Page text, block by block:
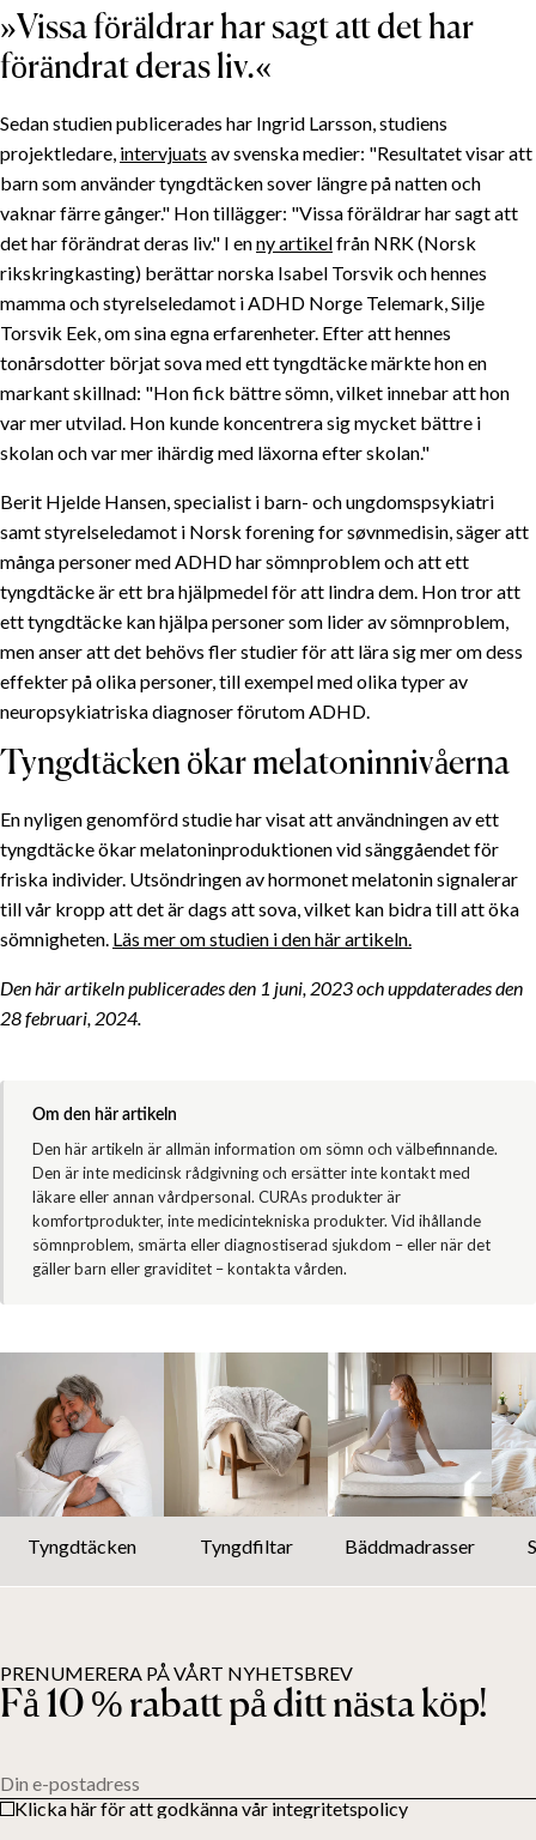
»Vissa föräldrar har sagt att det har
förändrat deras liv.«
Sedan studien publicerades har Ingrid Larsson, studiens
projektledare, intervjuats av svenska medier: "Resultatet visar att
barn som använder tyngdtäcken sover längre på natten och
vaknar färre gånger." Hon tillägger: "Vissa föräldrar har sagt att
det har förändrat deras liv." I enny artikelfrån NRK (Norsk
rikskringkasting) berättar norska Isabel Torsvik och hennes
mamma och styrelseledamot i ADHD Norge Telemark, Silje
Torsvik Eek, om sina egna erfarenheter. Efter att hennes
tonårsdotter börjat sova med ett tyngdtäcke märkte hon en
markant skillnad: "Hon fick bättre sömn, vilket innebar att hon
var mer utvilad. Hon kunde koncentrera sig mycket bättre i
skolan och var mer ihärdig med läxorna efter skolan."
Berit Hjelde Hansen, specialist i barn- och ungdomspsykiatri
samt styrelseledamot i Norsk forening for søvnmedisin, säger att
många personer med ADHD har sömnproblem och att ett
tyngdtäcke är ett bra hjälpmedel för att lindra dem. Hon tror att
ett tyngdtäcke kan hjälpa personer som lider av sömnproblem,
men anser att det behövs fler studier för att lära sig mer om dess
effekter på olika personer, till exempel med olika typer av
neuropsykiatriska diagnoser förutom ADHD.
Tyngdtäcken ökar melatoninnivåerna
En nyligen genomförd studie har visat att användningen av ett
tyngdtäcke ökar melatoninproduktionen vid sänggåendet för
friska individer. Utsöndringen av hormonet melatonin signalerar
till vår kropp att det är dags att sova, vilket kan bidra till att öka
sömnigheten. Läs mer om studien i den här artikeln.
Den här artikeln publicerades den 1 juni, 2023 och uppdaterades den
28 februari, 2024.
Om den här artikeln
Den här artikeln är allmän information om sömn och välbefinnande.
Den är inte medicinsk rådgivning och ersätter inte kontakt med
läkare eller annan vårdpersonal. CURAs produkter är
komfortprodukter, inte medicintekniska produkter. Vid ihållande
sömnproblem, smärta eller diagnostiserad sjukdom – eller när det
gäller barn eller graviditet – kontakta vården.
INNEHÅLLSFÖRTECKNING
»Vissa föräldrar har sagt att det har förändrat deras
liv.«
Tyngdtäcken Tyngdfiltar Bäddmadrasser
PRENUMERERA PÅ VÅRT NYHETSBREV
Få 10 % rabatt på ditt nästa köp!
Din e-postadress
Klicka här för att godkänna vår integritetspolicy